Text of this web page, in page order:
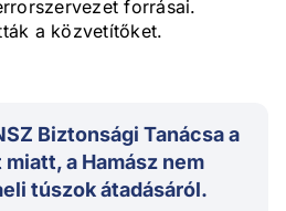
forrásai.
a közvetítőket.
Biztonsági Tanácsa a
a Hamász nem
túszok átadásáról.